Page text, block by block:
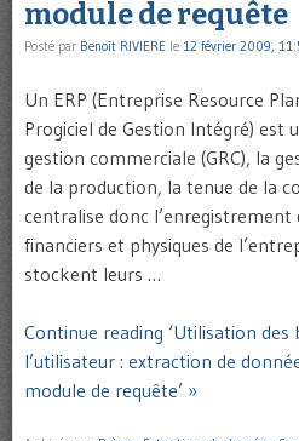
module de requête
Posté par Benoît RIVIERE le 12 février 2009,
Un ERP (Entreprise Resource
Progiciel de Gestion Intégré) est
gestion commerciale (GRC), la
de la production, la tenue de la
centralise donc l’enregistrement
financiers et physiques de
stockent leurs …
Continue reading ‘Utilisation des
l’utilisateur : extraction de
module de requête’ »